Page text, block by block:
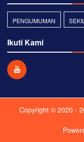
PENGUMUMAN
Ikuti Kami
Copyright © 2020 -